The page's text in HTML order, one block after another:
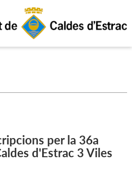
per la 36a
d'Estrac 3 Viles